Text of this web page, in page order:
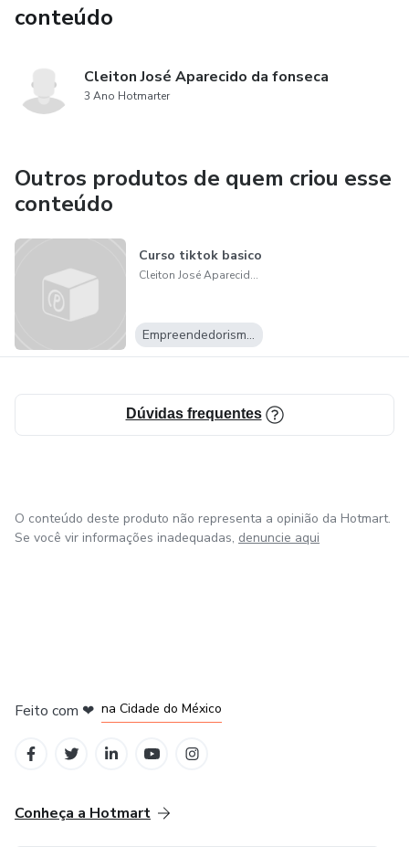
conteúdo
Cleiton José Aparecido da fonseca
3 Ano Hotmarter
Outros produtos de quem criou esse
conteúdo
Curso tiktok basico
Cleiton José Aparecido da fonseca
Empreendedorismo Digital
Dúvidas frequentes
O conteúdo deste produto não representa a opinião da Hotmart.
Se você vir informações inadequadas, denuncie aqui
Feito com ❤ na Cidade do México
Conheça a Hotmart